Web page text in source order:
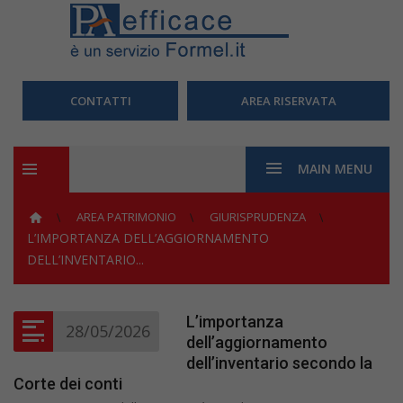
CONTATTI AREA RISERVATA
MAIN MENU
AREA PATRIMONIO GIURISPRUDENZA
L’IMPORTANZA DELL’AGGIORNAMENTO
DELL’INVENTARIO...
28/05/2026
L’importanza
dell’aggiornamento
dell’inventario secondo la
Corte dei conti